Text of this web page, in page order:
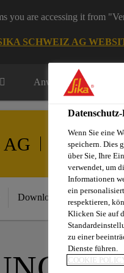
you are accessing it from
SCHWEIZ AG
Anwendungsbereiche
AG Erneuerbare
Download Center
Wenn Sie eine
speichern. Dies
über Sie, Ihre
verwendet, um
Informationen
ein
respektieren,
Klicken Sie auf
zu einer
Dienste führen.
COOKIE